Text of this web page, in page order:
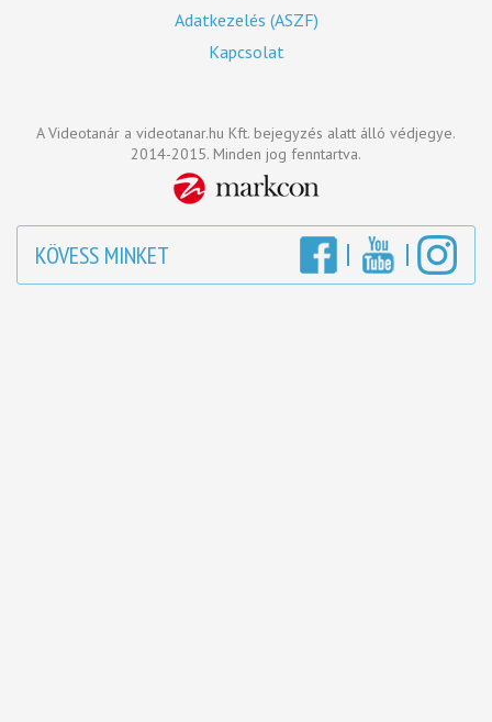
Adatkezelés (ASZF)
Kapcsolat
A Videotanár a videotanar.hu Kft. bejegyzés alatt álló védjegye.
2014-2015. Minden jog fenntartva.
KÖVESS MINKET